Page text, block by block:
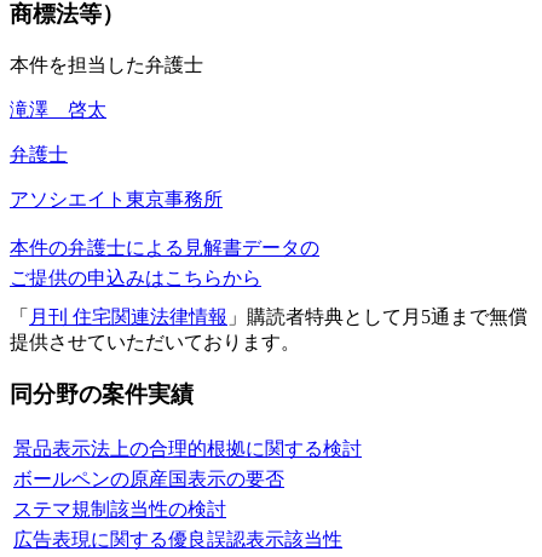
商標法等）
本件を担当した弁護士
滝澤 啓太
弁護士
アソシエイト 東京事務所
本件の弁護士による見解書データの
ご提供の申込みはこちらから
「 月刊 住宅関連法律情報 」購読者特典として月5通まで無償
提供させていただいております。
同分野の案件実績
景品表示法上の合理的根拠に関する検討
ボールペンの原産国表示の要否
ステマ規制該当性の検討
広告表現に関する優良誤認表示該当性